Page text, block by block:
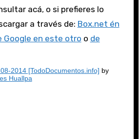
acá, o si prefieres lo
a través de: Box.net én
Google en este otro o de
2014 [TodoDocumentos.info] by
Huallpa